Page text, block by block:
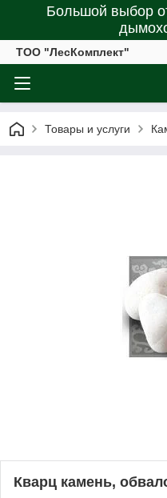
Большой выбор
ТОО "ЛесКомплект"
Товары и услуги
Кварц камень,